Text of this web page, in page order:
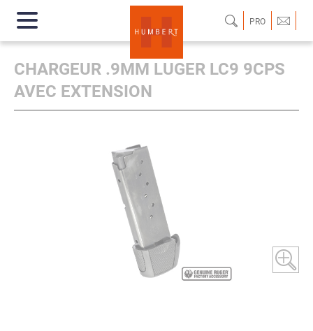
PRO
CHARGEUR .9MM LUGER LC9 9CPS
AVEC EXTENSION